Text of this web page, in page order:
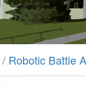
/ Robotic Battle